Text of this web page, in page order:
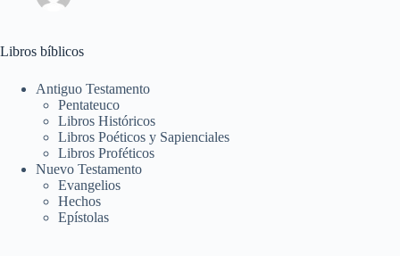
Libros bíblicos
Antiguo Testamento
Pentateuco
Libros Históricos
Libros Poéticos y Sapienciales
Libros Proféticos
Nuevo Testamento
Evangelios
Hechos
Epístolas